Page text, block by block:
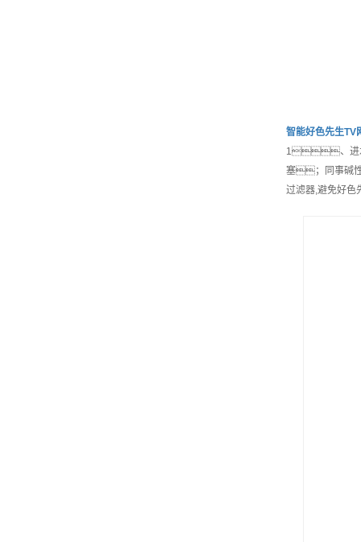
智能好色先生TV
1、进水
塞；同事碱性
过滤器,避免好色